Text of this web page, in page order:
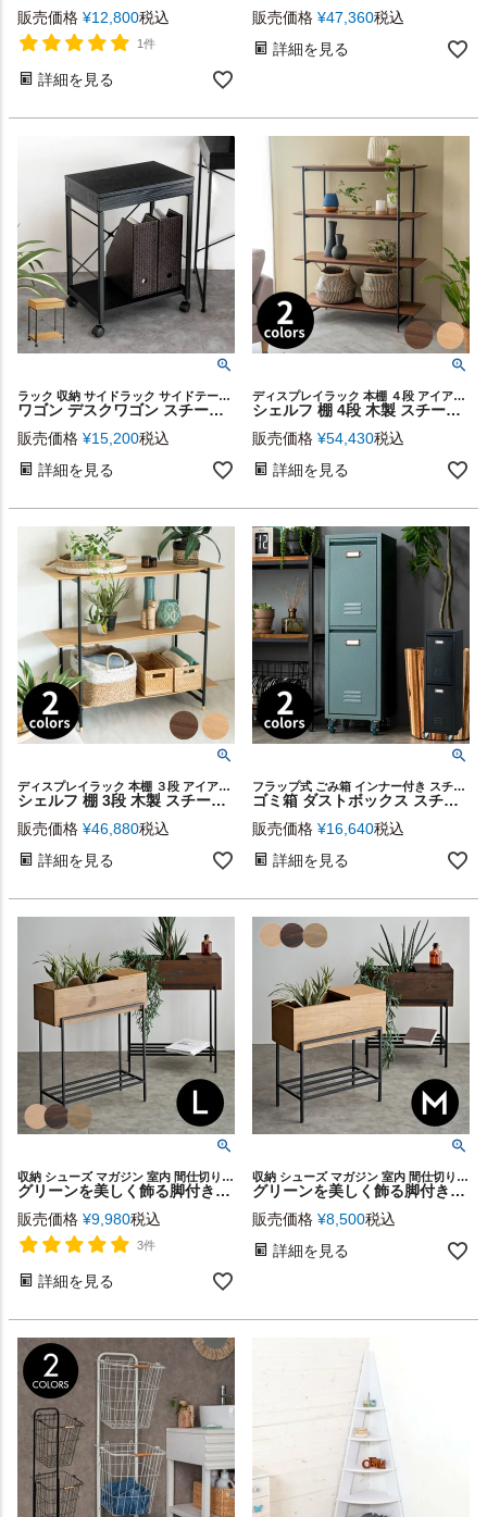
販売価格 ¥12,800税込
1件
詳細を見る
販売価格 ¥47,360税込
詳細を見る
ラック 収納 サイドラック サイドテーブル 家具 引き出し
ワゴン デスクワゴン スチール 木製 W 45 × D 34 × H 61.5 cm ブラック ナチュラル 引出し キャスター付き [91508]【 収納棚 可動式 移動 スリム ウッド アイアン 黒 モノトーン おしゃれ シンプル モダン コンパクト 在宅勤務 リモートワーク テレワーク リビング学習】
販売価格 ¥15,200税込
詳細を見る
ディスプレイラック 本棚 ４段 アイアンフレーム 見せる収納
シェルフ 棚 4段 木製 スチール ナチュラル ブラウン W 108 × D 41 [91484]【 ラック 本棚 ウッド アイアン 天然木 オープン 木製棚 収納棚 オープンラック シンプル 茶 こげ茶 リビング 収納 キッチン 奥行深め】
販売価格 ¥54,430税込
詳細を見る
ディスプレイラック 本棚 ３段 アイアンフレーム 見せる収納
シェルフ 棚 3段 木製 スチール ナチュラル ブラウン W 108 × D 41 [91483]【 ラック 本棚 ウッド アイアン 天然木 オープン 木製棚 収納棚 オープンラック シンプル 茶 こげ茶 リビング 収納 キッチン 奥行深め】
販売価格 ¥46,880税込
詳細を見る
フラップ式 ごみ箱 インナー付き スチール家具 収納ボックス
ゴミ箱 ダストボックス スチール W 28 × D 26.5 × H 95 cm グレー ブラック [91490]【 ロッカー風 ２段 12L フラップ扉 収納 キャスター付き 把手付き インナーボックス インダストリアル スチールワゴン おしゃれ インテリア ヴィンテージ風 ビンテージ風】
販売価格 ¥16,640税込
詳細を見る
収納 シューズ マガジン 室内 間仕切り ウッドプランター ケース フラワースタンド アップサイクル 店舗 カフェ レストラン 天然木 ウッドボックス 花台 プランツボックス コンソール
グリーンを美しく飾る脚付きプランタースタンド Botanique 幅62.4cm [e-51]
販売価格 ¥9,980税込
3件
詳細を見る
収納 シューズ マガジン 室内 間仕切り ウッドプランター ケース フラワースタンド アップサイクル 店舗 カフェ レストラン 天然木 ウッドボックス 花台 プランツボックス コンソール
グリーンを美しく飾る脚付きプランタースタンド Botanique 幅50.4cm [d-51]
販売価格 ¥8,500税込
詳細を見る